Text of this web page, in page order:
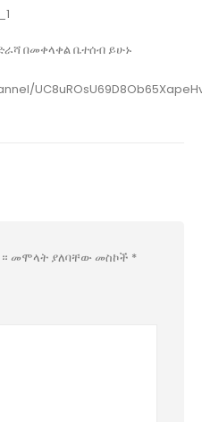
በመቀላቀል ቤተሰብ ይሁኑ
መሞላት ያለባቸው መስኮች *